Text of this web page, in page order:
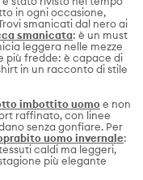
in ogni occasione,
smanicati dal nero ai
smanicata: è un must
leggera nelle mezze
più fredde: è capace di
in un racconto di stile
imbottito uomoe non
raffinato, con linee
senza gonfiare. Per
uomo invernale:
caldi ma leggeri,
più elegante